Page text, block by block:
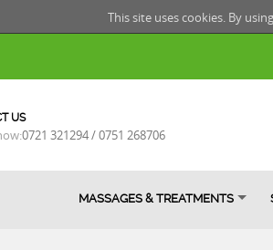
This site uses cookies. By
US
0721 321294 / 0751 268706
MASSAGES & TREATMENTS